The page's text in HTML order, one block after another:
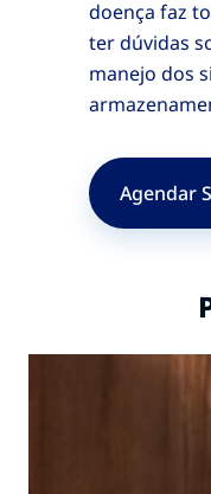
doença faz
ter dúvidas
manejo dos
Agendar